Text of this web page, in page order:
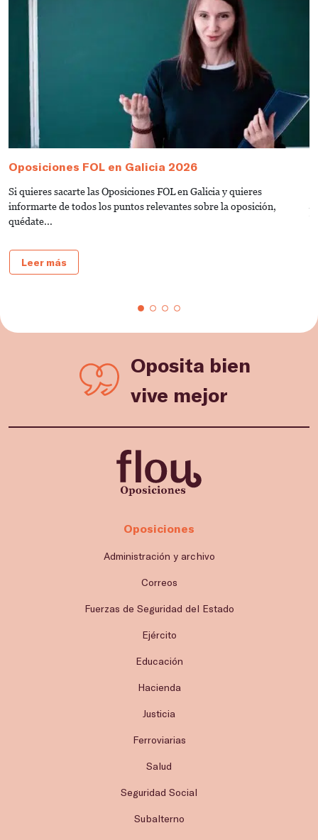
Oposiciones FOL en Galicia 2026
Si quieres sacarte las Oposiciones FOL en Galicia y quieres
informarte de todos los puntos relevantes sobre la oposición,
quédate...
Leer más
Oposita bien
vive mejor
Oposiciones
Administración y archivo
Correos
Fuerzas de Seguridad del Estado
Ejército
Educación
Hacienda
Justicia
Ferroviarias
Salud
Seguridad Social
Subalterno